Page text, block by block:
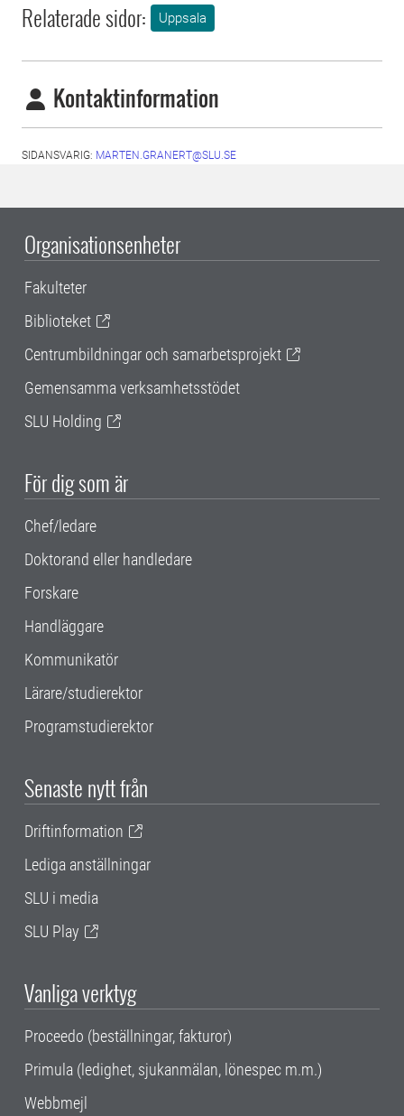
Relaterade sidor: Uppsala
Kontaktinformation
SIDANSVARIG: MARTEN.GRANERT@SLU.SE
Organisationsenheter
Fakulteter
Biblioteket
Centrumbildningar och samarbetsprojekt
Gemensamma verksamhetsstödet
SLU Holding
För dig som är
Chef/ledare
Doktorand eller handledare
Forskare
Handläggare
Kommunikatör
Lärare/studierektor
Programstudierektor
Senaste nytt från
Driftinformation
Lediga anställningar
SLU i media
SLU Play
Vanliga verktyg
Proceedo (beställningar, fakturor)
Primula (ledighet, sjukanmälan, lönespec m.m.)
Webbmejl